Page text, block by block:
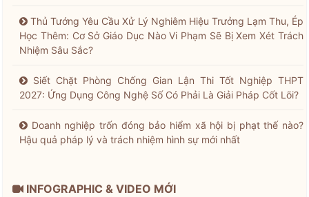
Thủ Tướng Yêu Cầu Xử Lý Nghiêm Hiệu Trưởng Lạm Thu, Ép
Học Thêm: Cơ Sở Giáo Dục Nào Vi Phạm Sẽ Bị Xem Xét Trách
Nhiệm Sâu Sắc?
Siết Chặt Phòng Chống Gian Lận Thi Tốt Nghiệp THPT
2027: Ứng Dụng Công Nghệ Số Có Phải Là Giải Pháp Cốt Lõi?
Doanh nghiệp trốn đóng bảo hiểm xã hội bị phạt thế nào?
Hậu quả pháp lý và trách nhiệm hình sự mới nhất
INFOGRAPHIC & VIDEO MỚI